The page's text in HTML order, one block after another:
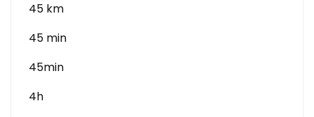
45 km
45 min
45min
4h